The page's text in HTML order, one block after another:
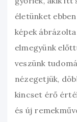
életünket
képek
elmegyünk
veszünk
nézegetjük,
kincset érő
és új